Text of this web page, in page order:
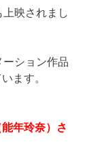
映されまし
ーション作品
ます。
年玲奈）さ